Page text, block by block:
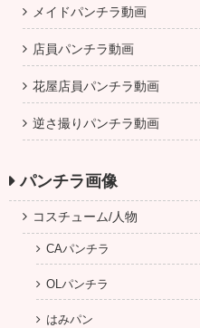
メイドパンチラ動画
店員パンチラ動画
花屋店員パンチラ動画
逆さ撮りパンチラ動画
パンチラ画像
コスチューム/人物
CAパンチラ
OLパンチラ
はみパン